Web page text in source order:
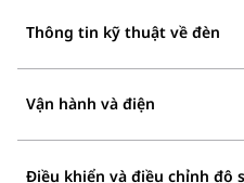
Thông tin kỹ thuật về đèn
Vận hành và điện
Điều khiển và điều chỉnh độ